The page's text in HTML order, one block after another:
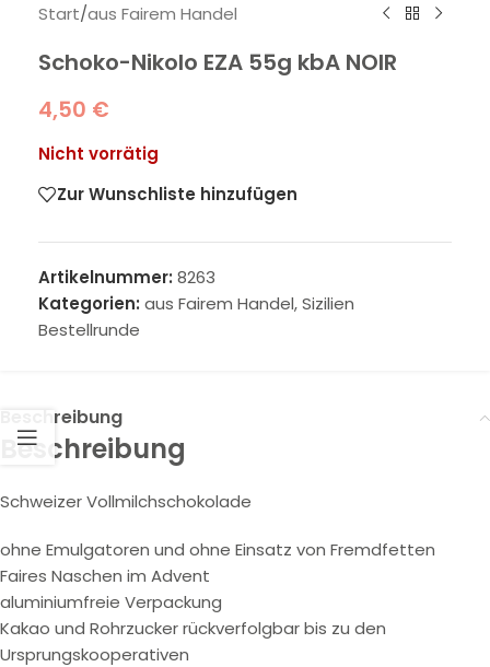
Start/aus Fairem Handel
Schoko-Nikolo EZA 55g kbA NOIR
4,50 €
Nicht vorrätig
Zur Wunschliste hinzufügen
Artikelnummer: 8263
Kategorien: aus Fairem Handel,Sizilien
Bestellrunde
Beschreibung
Beschreibung
Schweizer Vollmilchschokolade
ohne Emulgatoren und ohne Einsatz von Fremdfetten
Faires Naschen im Advent
aluminiumfreie Verpackung
Kakao und Rohrzucker rückverfolgbar bis zu den
Ursprungskooperativen